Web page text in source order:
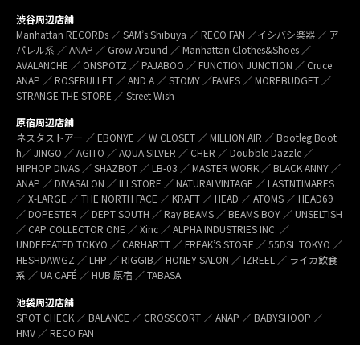
渋谷周辺店舗
Manhattan RECORDs ／ SAM’s Shibuya ／ RECO FAN ／イシバシ楽器 ／ ア
パレル系 ／ ANAP ／ Grow Around ／ Manhattan Clothes&Shoes ／
AVALANCHE ／ ONSPOTZ ／ PAJABOO ／ FUNCTION JUNCTION ／ Cruce
ANAP ／ ROSEBULLET ／ AND A ／ STOMY ／FAMES ／ MOREBUDGET ／
STRANGE THE STORE ／ Street Wish
原宿周辺店舗
ネスタストアー ／ EBONYE ／ W CLOSET ／ MILLION AIR ／ Bootleg Boot
h／ JINGO ／ AGITO ／ AQUA SILVER ／ CHER ／ Doubble Dazzle ／
HIPHOP DIVAS ／ SHAZBOT ／ LB-03 ／ MASTER WORK ／ BLACK ANNY ／
ANAP ／ DIVASALON ／ ILLSTORE ／ NATURALVINTAGE ／ LASTNTIMARES
／ X-LARGE ／ THE NORTH FACE ／ KRAFT ／ HEAD ／ ATOMS ／ HEAD69
／ DOPESTER ／ DEPT SOUTH ／ Ray BEAMS ／ BEAMS BOY ／ UNSELTISH
／ CAP COLLECTOR ONE ／ Xinc ／ ALPHA INDUSTRIES INC. ／
UNDEFEATED TOKYO ／ CARHARTT ／ FREAK’S STORE ／ 55DSL TOKYO ／
HESHDAWGZ ／ LHP ／ RIGGIB／ HONEY SALON ／ IZREEL ／ ライカ飲食
系 ／ UA CAFÉ ／ HUB 原宿 ／ TABASA
池袋周辺店舗
SPOT CHECK ／ BALANCE ／ CROSSCORT ／ ANAP ／ BABYSHOOP ／
HMV ／ RECO FAN